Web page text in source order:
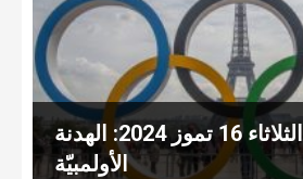
عناوين نشرة الثلاثاء 16 تموز 2024: الهدنة
الأولمبيّة